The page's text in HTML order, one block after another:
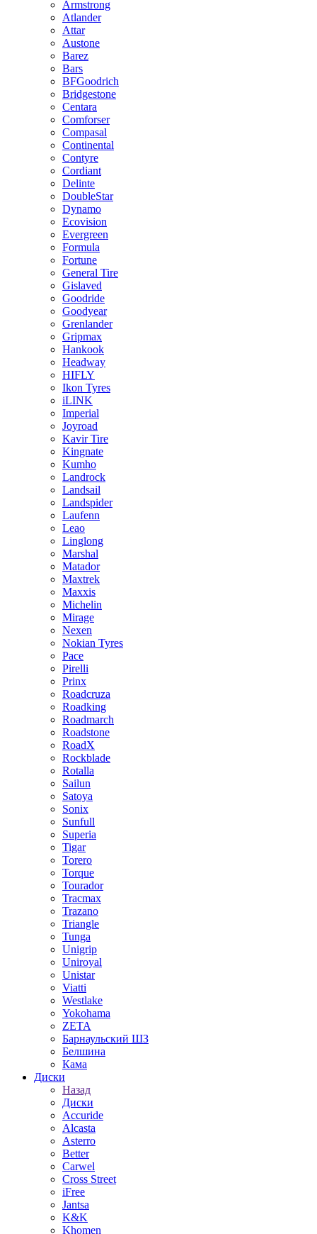
Armstrong
Atlander
Attar
Austone
Barez
Bars
BFGoodrich
Bridgestone
Centara
Comforser
Compasal
Continental
Contyre
Cordiant
Delinte
DoubleStar
Dynamo
Ecovision
Evergreen
Formula
Fortune
General Tire
Gislaved
Goodride
Goodyear
Grenlander
Gripmax
Hankook
Headway
HIFLY
Ikon Tyres
iLINK
Imperial
Joyroad
Kavir Tire
Kingnate
Kumho
Landrock
Landsail
Landspider
Laufenn
Leao
Linglong
Marshal
Matador
Maxtrek
Maxxis
Michelin
Mirage
Nexen
Nokian Tyres
Pace
Pirelli
Prinx
Roadcruza
Roadking
Roadmarch
Roadstone
RoadX
Rockblade
Rotalla
Sailun
Satoya
Sonix
Sunfull
Superia
Tigar
Torero
Torque
Tourador
Tracmax
Trazano
Triangle
Tunga
Unigrip
Uniroyal
Unistar
Viatti
Westlake
Yokohama
ZETA
Барнаульский ШЗ
Белшина
Кама
Диски
Назад
Диски
Accuride
Alcasta
Asterro
Better
Carwel
Cross Street
iFree
Jantsa
K&K
Khomen